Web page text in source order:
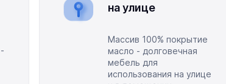
на улице
Массив 100% покрытие
масло - долговечная
мебель для
использования на улице